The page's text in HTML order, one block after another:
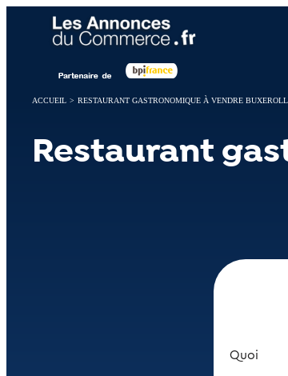
ACCUEIL > RESTAURANT GASTRONOMIQUE À VENDRE
Restaurant
Quoi
Panneau de gestion des cookies